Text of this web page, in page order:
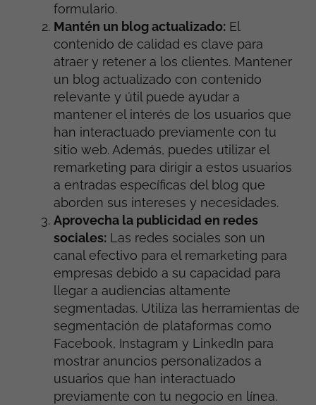
formulario.
Mantén un blog actualizado: El
contenido de calidad es clave para
atraer y retener a los clientes. Mantener
un blog actualizado con contenido
relevante y útil puede ayudar a
mantener el interés de los usuarios que
han interactuado previamente con tu
sitio web. Además, puedes utilizar el
remarketing para dirigir a estos usuarios
a entradas específicas del blog que
aborden sus intereses y necesidades.
Aprovecha la publicidad en redes
sociales: Las redes sociales son un
canal efectivo para el remarketing para
empresas debido a su capacidad para
llegar a audiencias altamente
segmentadas. Utiliza las herramientas de
segmentación de plataformas como
Facebook, Instagram y LinkedIn para
mostrar anuncios personalizados a
usuarios que han interactuado
previamente con tu negocio en línea.